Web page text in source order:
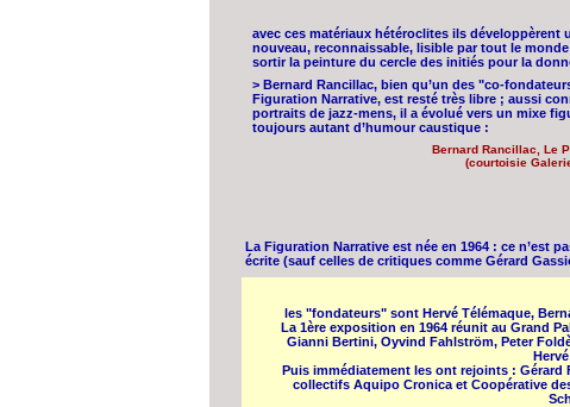
avec ces matériaux hétéroclites ils développèrent
nouveau, reconnaissable, lisible par tout le
sortir la peinture du cercle des initiés pour la
> Bernard Rancillac, bien qu’un des "co-
Figuration Narrative, est resté très libre ; aussi
portraits de jazz-mens, il a évolué vers un mixe
toujours autant d’humour caustique :
Bernard Rancillac, Le
(courtoisie
La Figuration Narrative est née en 1964 : ce n’est
écrite (sauf celles de critiques comme Gérard
les "fondateurs" sont Hervé Télémaque,
La 1ère exposition en 1964 réunit au Grand
Gianni Bertini, Oyvind Fahlström, Peter
Puis immédiatement les ont rejoints : Gérard
collectifs Aquipo Cronica et Coopérative